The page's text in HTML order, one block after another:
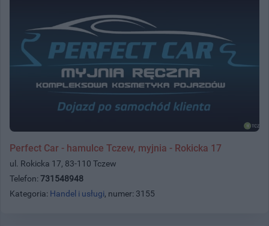
Perfect Car - hamulce Tczew, myjnia - Rokicka 17
ul. Rokicka 17, 83-110 Tczew
Telefon: 731548948
Kategoria: Handel i usługi, numer: 3155